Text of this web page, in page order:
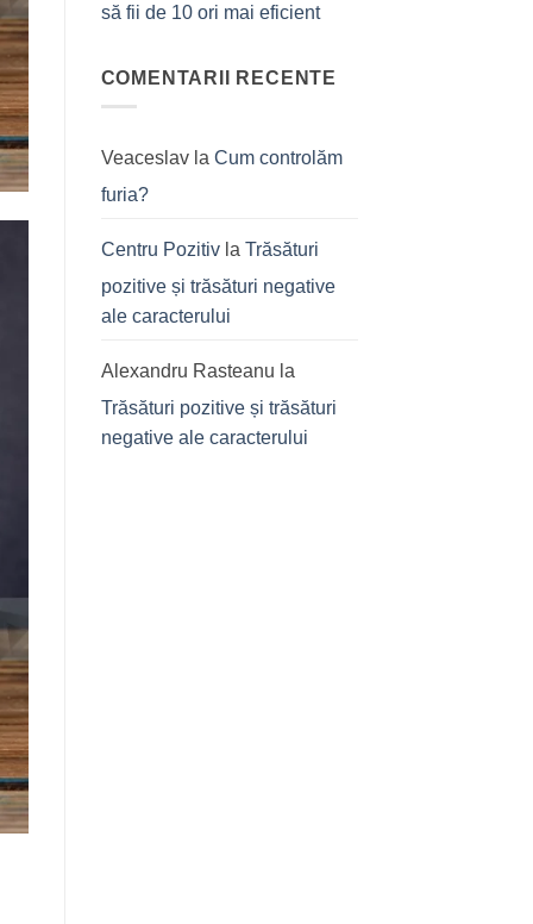
să fii de 10 ori mai eficient
COMENTARII RECENTE
Veaceslavla Cum controlăm
furia?
Centru Pozitivla Trăsături
pozitive și trăsături negative
ale caracterului
Alexandru Rasteanu la
Trăsături pozitive și trăsături
negative ale caracterului